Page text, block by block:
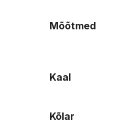
Mõõtmed
Kaal
Kõlar